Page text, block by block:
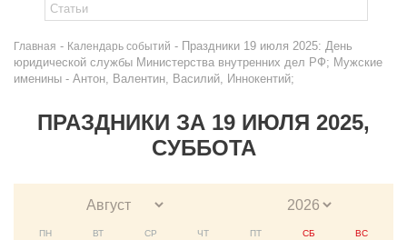
Главная - Календарь событий - Праздники 19 июля 2025: День
юридической службы Министерства внутренних дел РФ; Мужские
именины - Антон, Валентин, Василий, Иннокентий;
ПРАЗДНИКИ ЗА 19 ИЮЛЯ 2025,
СУББОТА
ПН ВТ СР ЧТ ПТ СБ ВС